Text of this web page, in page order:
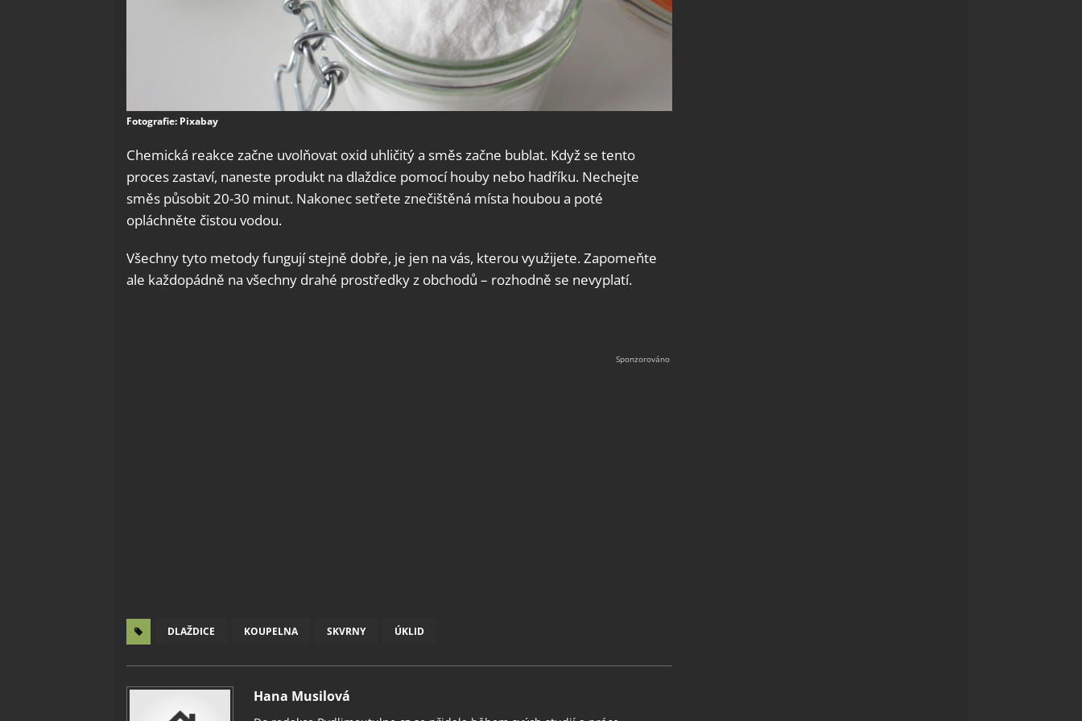
Fotografie: Pixabay
Chemická reakce začne uvolňovat oxid uhličitý a směs začne bublat. Když se tento
proces zastaví, naneste produkt na dlaždice pomocí houby nebo hadříku. Nechejte
směs působit 20-30 minut. Nakonec setřete znečištěná místa houbou a poté
opláchněte čistou vodou.
Všechny tyto metody fungují stejně dobře, je jen na vás, kterou využijete. Zapomeňte
ale každopádně na všechny drahé prostředky z obchodů – rozhodně se nevyplatí.
DLAŽDICE KOUPELNA SKVRNY ÚKLID
Hana Musilová